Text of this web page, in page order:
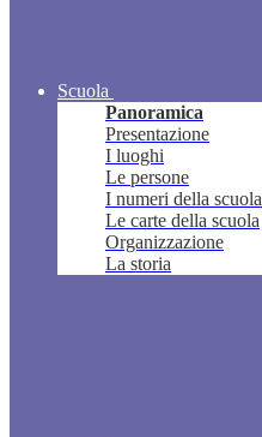
Scuola
Panoramica
Presentazione
I luoghi
Le persone
I numeri della scuola
Le carte della scuola
Organizzazione
La storia